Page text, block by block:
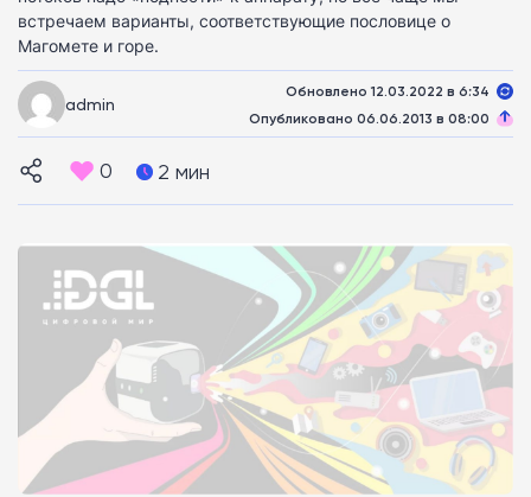
встречаем варианты, соответствующие пословице о
Магомете и горе.
admin
Обновлено 12.03.2022 в 6:34
Опубликовано 06.06.2013 в 08:00
0 2 мин